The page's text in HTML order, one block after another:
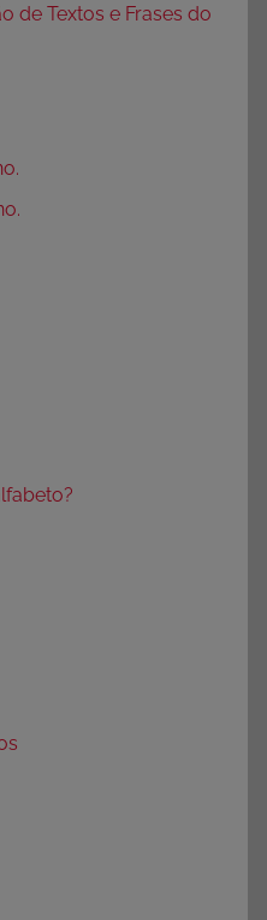
de Textos e Frases do